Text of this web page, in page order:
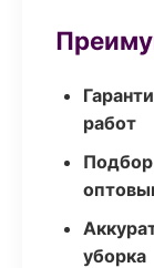
работ
Подбор
уборка